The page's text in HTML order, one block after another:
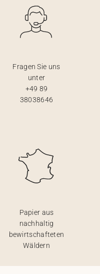
Fragen Sie uns
unter
+49 89
38038646
Papier aus
nachhaltig
bewirtschafteten
Wäldern